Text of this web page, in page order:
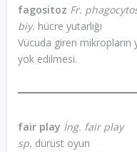
fagositoz Fr.
biy. hücre yutarlığı
Vücuda giren
yok edilmesi.
fair play İng. fair play
sp. dürüst oyun